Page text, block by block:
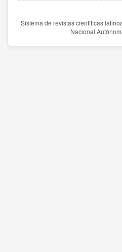
Sistema de revistas científicas
Nacional